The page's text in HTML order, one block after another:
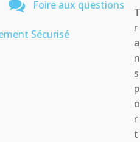
Foire aux questions
Sécurisé
r
a
n
s
p
o
r
t